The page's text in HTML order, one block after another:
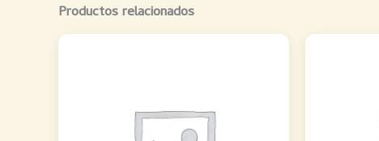
Productos relacionados